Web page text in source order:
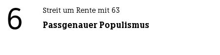
6 Streit um Rente mit 63
Passgenauer Populismus